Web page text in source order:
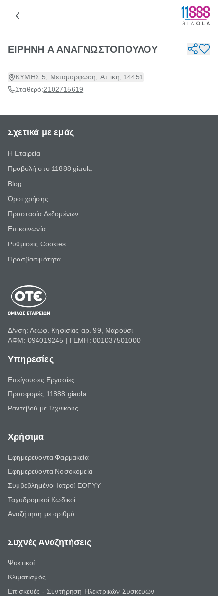
ΕΙΡΗΝΗ Α ΑΝΑΓΝΩΣΤΟΠΟΥΛΟΥ
ΚΥΜΗΣ 5, Μεταμορφωση, Αττικη, 14451
Σταθερό:2102715619
Σχετικά με εμάς
Η Εταιρεία
Προβολή στο 11888 giaola
Blog
Όροι χρήσης
Προστασία Δεδομένων
Επικοινωνία
Ρυθμίσεις Cookies
Προσβασιμότητα
Δ/νση: Λεωφ. Κηφισίας αρ. 99, Μαρούσι
ΑΦΜ: 094019245 | ΓΕΜΗ: 001037501000
Υπηρεσίες
Επείγουσες Εργασίες
Προσφορές 11888 giaola
Ραντεβού με Τεχνικούς
Χρήσιμα
Εφημερεύοντα Φαρμακεία
Εφημερεύοντα Νοσοκομεία
Συμβεβλημένοι Ιατροί ΕΟΠΥΥ
Ταχυδρομικοί Κωδικοί
Αναζήτηση με αριθμό
Συχνές Αναζητήσεις
Ψυκτικοί
Κλιματισμός
Επισκευές - Συντήρηση Ηλεκτρικών Συσκευών